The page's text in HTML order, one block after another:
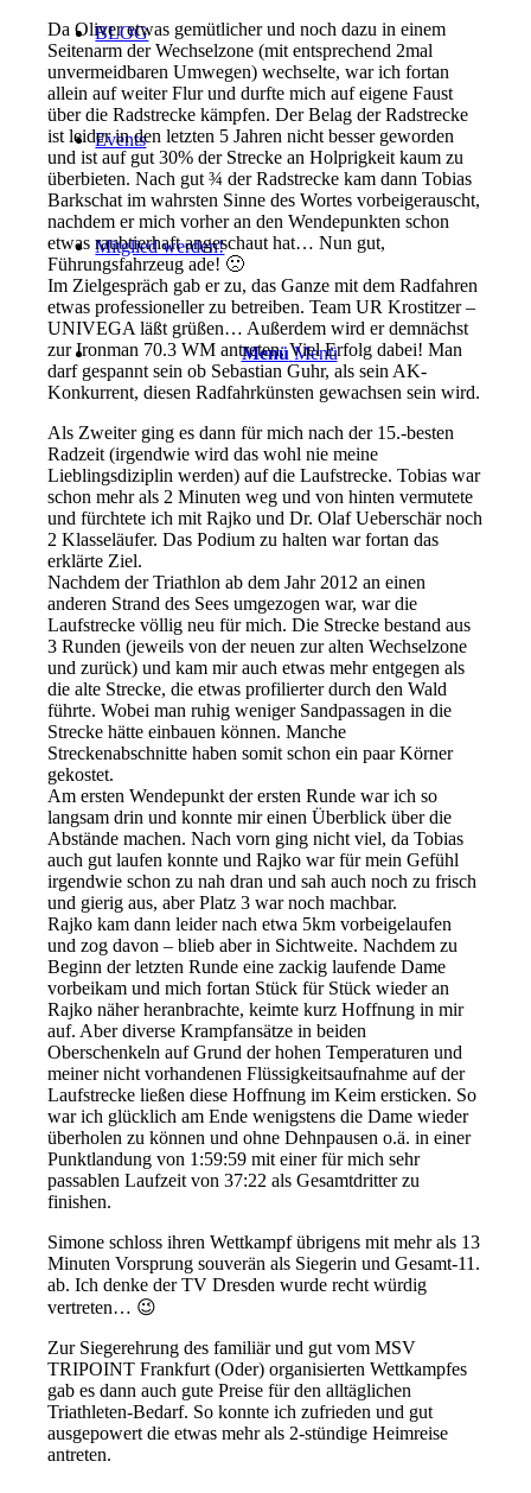
BLOG
Events
Mitglied werden!
Menü Menü
Da Oliver etwas gemütlicher und noch dazu in einem
Seitenarm der Wechselzone (mit entsprechend 2mal
unvermeidbaren Umwegen) wechselte, war ich fortan
allein auf weiter Flur und durfte mich auf eigene Faust
über die Radstrecke kämpfen. Der Belag der Radstrecke
ist leider in den letzten 5 Jahren nicht besser geworden
und ist auf gut 30% der Strecke an Holprigkeit kaum zu
überbieten. Nach gut ¾ der Radstrecke kam dann Tobias
Barkschat im wahrsten Sinne des Wortes vorbeigerauscht,
nachdem er mich vorher an den Wendepunkten schon
etwas raubtierhaft angeschaut hat… Nun gut,
Führungsfahrzeug ade! 🙁
Im Zielgespräch gab er zu, das Ganze mit dem Radfahren
etwas professioneller zu betreiben. Team UR Krostitzer –
UNIVEGA läßt grüßen… Außerdem wird er demnächst
zur Ironman 70.3 WM antreten. Viel Erfolg dabei! Man
darf gespannt sein ob Sebastian Guhr, als sein AK-
Konkurrent, diesen Radfahrkünsten gewachsen sein wird.
Als Zweiter ging es dann für mich nach der 15.-besten
Radzeit (irgendwie wird das wohl nie meine
Lieblingsdiziplin werden) auf die Laufstrecke. Tobias war
schon mehr als 2 Minuten weg und von hinten vermutete
und fürchtete ich mit Rajko und Dr. Olaf Ueberschär noch
2 Klasseläufer. Das Podium zu halten war fortan das
erklärte Ziel.
Nachdem der Triathlon ab dem Jahr 2012 an einen
anderen Strand des Sees umgezogen war, war die
Laufstrecke völlig neu für mich. Die Strecke bestand aus
3 Runden (jeweils von der neuen zur alten Wechselzone
und zurück) und kam mir auch etwas mehr entgegen als
die alte Strecke, die etwas profilierter durch den Wald
führte. Wobei man ruhig weniger Sandpassagen in die
Strecke hätte einbauen können. Manche
Streckenabschnitte haben somit schon ein paar Körner
gekostet.
Am ersten Wendepunkt der ersten Runde war ich so
langsam drin und konnte mir einen Überblick über die
Abstände machen. Nach vorn ging nicht viel, da Tobias
auch gut laufen konnte und Rajko war für mein Gefühl
irgendwie schon zu nah dran und sah auch noch zu frisch
und gierig aus, aber Platz 3 war noch machbar.
Rajko kam dann leider nach etwa 5km vorbeigelaufen
und zog davon – blieb aber in Sichtweite. Nachdem zu
Beginn der letzten Runde eine zackig laufende Dame
vorbeikam und mich fortan Stück für Stück wieder an
Rajko näher heranbrachte, keimte kurz Hoffnung in mir
auf. Aber diverse Krampfansätze in beiden
Oberschenkeln auf Grund der hohen Temperaturen und
meiner nicht vorhandenen Flüssigkeitsaufnahme auf der
Laufstrecke ließen diese Hoffnung im Keim ersticken. So
war ich glücklich am Ende wenigstens die Dame wieder
überholen zu können und ohne Dehnpausen o.ä. in einer
Punktlandung von 1:59:59 mit einer für mich sehr
passablen Laufzeit von 37:22 als Gesamtdritter zu
finishen.
Simone schloss ihren Wettkampf übrigens mit mehr als 13
Minuten Vorsprung souverän als Siegerin und Gesamt-11.
ab. Ich denke der TV Dresden wurde recht würdig
vertreten… 😉
Zur Siegerehrung des familiär und gut vom MSV
TRIPOINT Frankfurt (Oder) organisierten Wettkampfes
gab es dann auch gute Preise für den alltäglichen
Triathleten-Bedarf. So konnte ich zufrieden und gut
ausgepowert die etwas mehr als 2-stündige Heimreise
antreten.